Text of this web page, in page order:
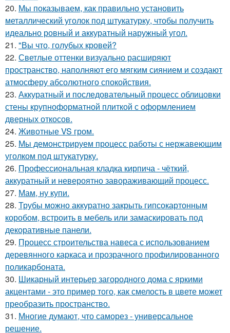
20. Мы показываем, как правильно установить
металлический уголок под штукатурку, чтобы получить
идеально ровный и аккуратный наружный угол.
21. "Вы что, голубых кровей?
22. Светлые оттенки визуально расширяют
пространство, наполняют его мягким сиянием и создают
атмосферу абсолютного спокойствия.
23. Аккуратный и последовательный процесс облицовки
стены крупноформатной плиткой с оформлением
дверных откосов.
24. Животные VS гром.
25. Мы демонстрируем процесс работы с нержавеющим
уголком под штукатурку.
26. Профессиональная кладка кирпича - чёткий,
аккуратный и невероятно завораживающий процесс.
27. Мам, ну купи.
28. Трубы можно аккуратно закрыть гипсокартонным
коробом, встроить в мебель или замаскировать под
декоративные панели.
29. Процесс строительства навеса с использованием
деревянного каркаса и прозрачного профилированного
поликарбоната.
30. Шикарный интерьер загородного дома с яркими
акцентами - это пример того, как смелость в цвете может
преобразить пространство.
31. Многие думают, что саморез - универсальное
решение.